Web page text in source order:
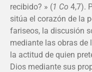
recibido? » (1 Co 4,7).
sitúa el corazón de la
fariseos, la discusión
mediante las obras de
la actitud de quien
Dios mediante sus